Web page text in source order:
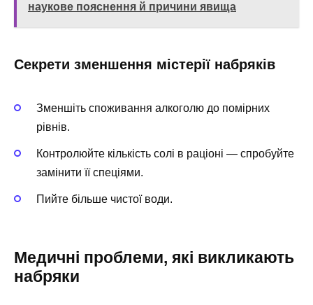
наукове пояснення й причини явища
Секрети зменшення містерії набряків
Зменшіть споживання алкоголю до помірних
рівнів.
Контролюйте кількість солі в раціоні — спробуйте
замінити її спеціями.
Пийте більше чистої води.
Медичні проблеми, які викликають
набряки